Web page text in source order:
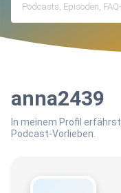
anna2439
In meinem Profil
Podcast-Vorlieben.